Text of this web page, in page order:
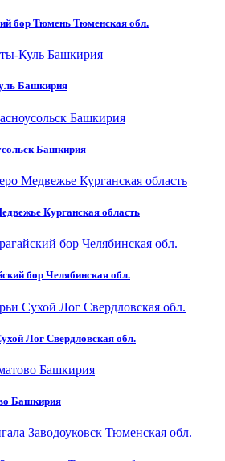
бор Тюмень Тюменская обл.
Башкирия
Башкирия
Курганская область
бор Челябинская обл.
Лог Свердловская обл.
Башкирия